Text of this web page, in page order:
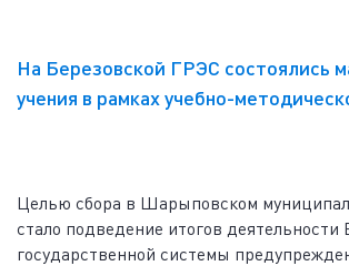
На Березовской ГРЭС состоялись
учения в рамках учебно-
Целью сбора в Шарыповском
стало подведение итогов деятельности
государственной системы